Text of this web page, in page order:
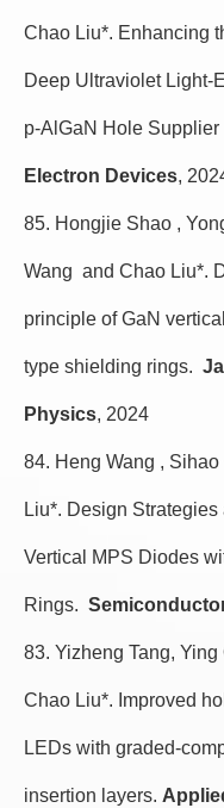
Chao Liu*. Enhancing
Deep Ultraviolet Light-
p-AlGaN Hole Supplier
Electron Devices,
85. Hongjie Shao ,
Wang and Chao Liu*.
principle of GaN
type shielding rings.
Physics, 2024
84. Heng Wang ,
Liu*. Design
Vertical MPS Diodes
Rings.
83. Yizheng Tang,
Chao Liu*. Improved
LEDs with graded-
insertion layers.